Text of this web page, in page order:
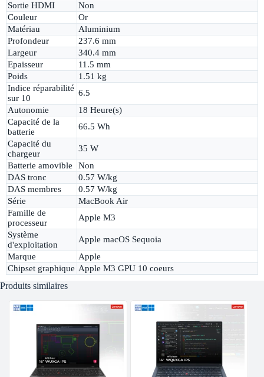
Sortie HDMI
Non
Couleur
Or
Matériau
Aluminium
Profondeur
237.6 mm
Largeur
340.4 mm
Epaisseur
11.5 mm
Poids
1.51 kg
Indice réparabilité
sur 10
6.5
Autonomie
18 Heure(s)
Capacité de la
batterie
66.5 Wh
Capacité du
chargeur
35 W
Batterie amovible
Non
DAS tronc
0.57 W/kg
DAS membres
0.57 W/kg
Série
MacBook Air
Famille de
processeur
Apple M3
Système
d'exploitation
Apple macOS Sequoia
Marque
Apple
Chipset graphique Apple M3 GPU 10 coeurs
Produits similaires